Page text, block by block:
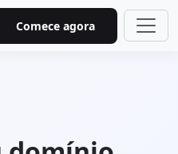
Comece agora